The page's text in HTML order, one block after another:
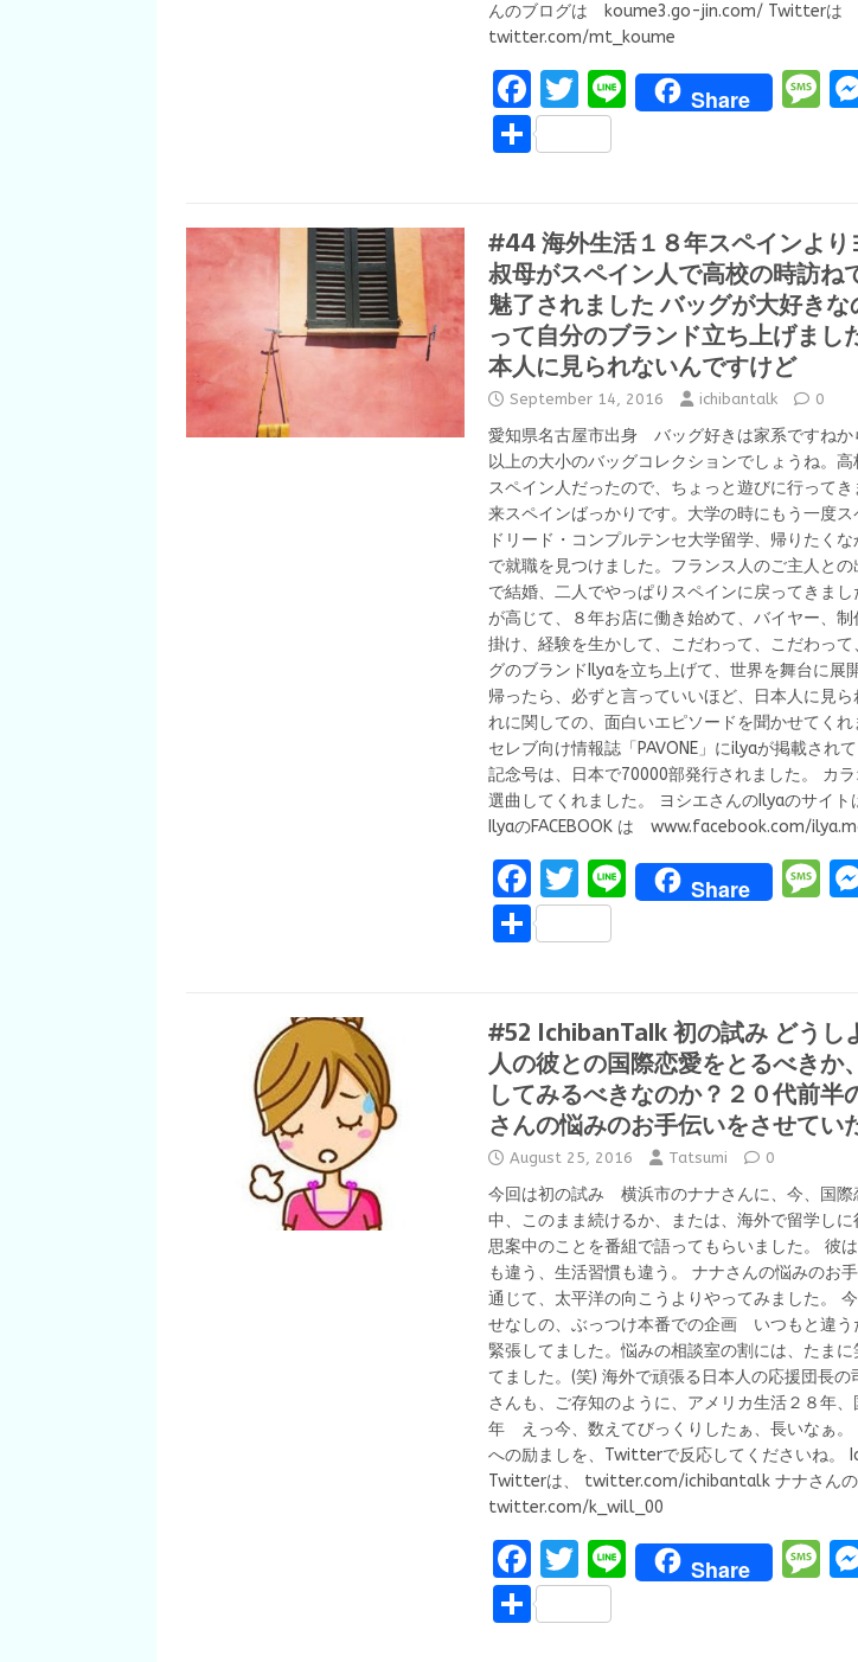
んのブログは koume3.go-jin.com/ Twitterは
twitter.com/mt_koume
F
a
ce
o
o
k
T
w
it
r
Li
n
Share
M
g
e
S
e
#44 海外生活１８年スペインより
叔母がスペイン人で高校の時訪ね
魅了されました バッグが大好き
って自分のブランド立ち上げまし
本人に見られないんですけど
September 14, 2016 ichibantalk 0
愛知県名古屋市出身 バッグ好きは家系ですねか
以上の大小のバッグコレクションでしょうね。
スペイン人だったので、ちょっと遊びに行って
来スペインばっかりです。大学の時にもう一度
ドリード・コンプルテンセ大学留学、帰りたく
で就職を見つけました。フランス人のご主人との
で結婚、二人でやっぱりスペインに戻ってきまし
が高じて、８年お店に働き始めて、バイヤー、
掛け、経験を生かして、こだわって、こだわって
グのブランドIlyaを立ち上げて、世界を舞台に展
帰ったら、必ずと言っていいほど、日本人に見ら
れに関しての、面白いエピソードを聞かせてく
セレブ向け情報誌「PAVONE」にilyaが掲載され
記念号は、日本で70000部発行されました。 カ
選曲してくれました。 ヨシエさんのIlyaのサイ
IlyaのFACEBOOK は www.facebook.com/
F
a
ce
o
o
k
T
w
it
r
Li
n
Share
M
g
e
S
e
#52 IchibanTalk 初の試み どうし
人の彼との国際恋愛をとるべきか
してみるべきなのか？２０代前半
さんの悩みのお手伝いをさせてい
August 25, 2016 Tatsumi 0
今回は初の試み 横浜市のナナさんに、今、国際
中、このまま続けるか、または、海外で留学しに
思案中のことを番組で語ってもらいました。 彼
も違う、生活習慣も違う。 ナナさんの悩みのお
通じて、太平洋の向こうよりやってみました。
せなしの、ぶっつけ本番での企画 いつもと違う
緊張してました。悩みの相談室の割には、たまに
てました。(笑) 海外で頑張る日本人の応援団長の
さんも、ご存知のように、アメリカ生活２８年
年 えっ今、数えてびっくりしたぁ、長いなぁ。
への励ましを、Twitterで反応してくださいね。
Twitterは、 twitter.com/ichibantalk ナナさん
twitter.com/k_will_00
F
a
ce
T
w
it
Li
n
Share
M
S